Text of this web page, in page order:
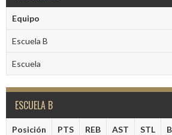
Equipo
Escuela B
Escuela
ESCUELA B
Posición PTS REB AST STL